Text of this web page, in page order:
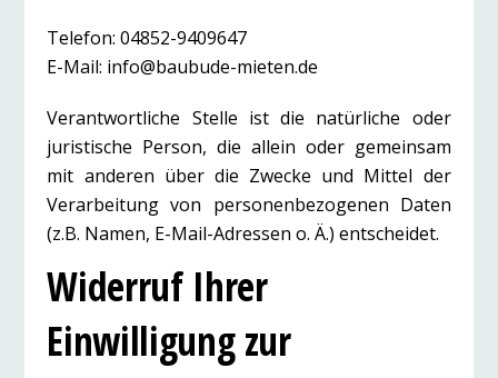
Telefon: 04852-9409647
E-Mail: info@baubude-mieten.de
Verantwortliche Stelle ist die natürliche oder
juristische Person, die allein oder gemeinsam
mit anderen über die Zwecke und Mittel der
Verarbeitung von personenbezogenen Daten
(z.B. Namen, E-Mail-Adressen o. Ä.) entscheidet.
Widerruf Ihrer
Einwilligung zur